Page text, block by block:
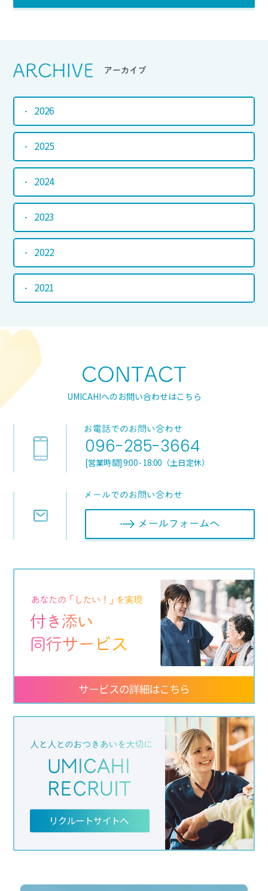
Srchive
2026
2025
2024
2023
2022
2021
UMICAHIへのお問い合わせはこちら
096-285-3664
[営業時間] 9:00 - 18:00（土日定休）